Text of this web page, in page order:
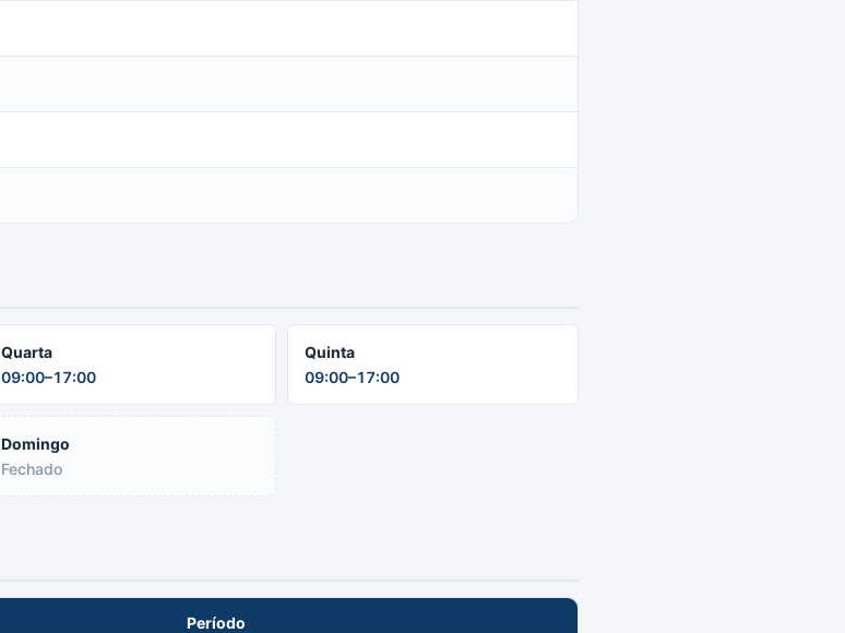
Quarta
09:00–17:00
Quinta
09:00–17:00
Domingo
Fechado
Período